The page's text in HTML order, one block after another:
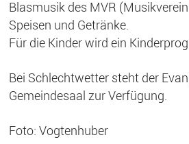
Blasmusik des MVR
Speisen und Getränke.
Für die Kinder wird ein
Bei Schlechtwetter steht der
Gemeindesaal zur Verfügung.
Foto: Vogtenhuber